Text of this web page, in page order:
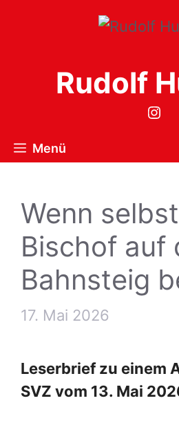
Rudolf
Menü
Wenn
Bischof auf
Bahnsteig
17. Mai 2026
Leserbrief zu einem
SVZ vom 13. Mai